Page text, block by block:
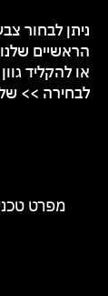
הראשיים
או להקליד
לבחירה >>
מפרט